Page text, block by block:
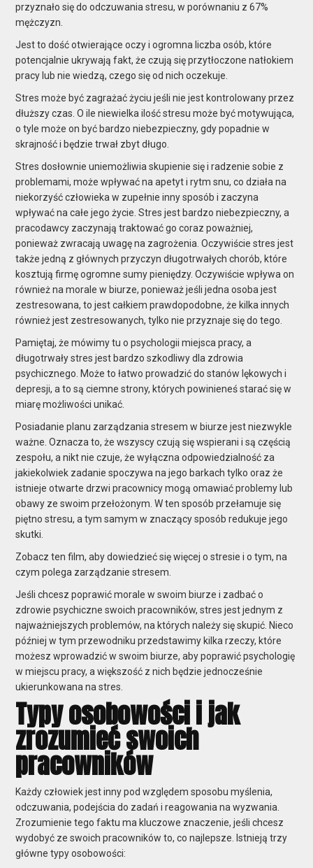
przyznało się do odczuwania stresu, w porównaniu z 67%
mężczyzn.
Jest to dośćotwierające oczyi ogromna liczba osób, które
potencjalnie ukrywają fakt, że czują się przytłoczone natłokiem
pracy lub nie wiedzą, czego się od nich oczekuje.
Stres może być zagrażać życiu jeśli nie jest kontrolowany przez
dłuższy czas. O ile niewielka ilość stresu może być motywująca,
o tyle może on być bardzo niebezpieczny, gdy popadnie w
skrajność i będzie trwał zbyt długo.
Stres dosłownie uniemożliwia skupienie się i radzenie sobie z
problemami, może wpływać na apetyt i rytm snu, co działa na
niekorzyść człowieka w zupełnie inny sposób i zaczyna
wpływać na całe jego życie. Stres jest bardzo niebezpieczny, a
pracodawcy zaczynają traktować go coraz poważniej,
ponieważ zwracają uwagę na zagrożenia. Oczywiście stres jest
także jedną z głównych przyczyn długotrwałych chorób, które
kosztują firmę ogromne sumy pieniędzy. Oczywiście wpływa on
również na morale w biurze, ponieważ jeśli jedna osoba jest
zestresowana, to jest całkiem prawdopodobne, że kilka innych
również jest zestresowanych, tylko nie przyznaje się do tego.
Pamiętaj, że mówimy tu o psychologii miejsca pracy, a
długotrwały stres jest bardzo szkodliwy dla zdrowia
psychicznego. Może to łatwo prowadzić do stanów lękowych i
depresji, a to są ciemne strony, których powinieneś starać się w
miarę możliwości unikać.
Posiadanie planu zarządzania stresem w biurze jest niezwykle
ważne. Oznacza to, że wszyscy czują się wspierani i są częścią
zespołu, a nikt nie czuje, że wyłączna odpowiedzialność za
jakiekolwiek zadanie spoczywa na jego barkachtylko oraz że
istniejeotwarte drzwi pracownicy mogą omawiać problemy lub
obawy ze swoim przełożonym. W ten sposób przełamuje się
piętno stresu, a tym samym w znaczący sposób redukuje jego
skutki.
Zobacz ten film, aby dowiedzieć się więcej o stresie i o tym, na
czym polega zarządzanie stresem.
Jeśli chcesz poprawić morale w swoim biurze i zadbać o
zdrowie psychiczne swoich pracowników, stres jest jednym z
najważniejszych problemów, na których należy się skupić. Nieco
później w tym przewodniku przedstawimy kilka rzeczy, które
możesz wprowadzić w swoim biurze, aby poprawić psychologię
w miejscu pracy, a większość z nich będzie jednocześnie
ukierunkowana na stres.
Typy osobowości i jak
zrozumieć swoich
pracowników
Każdy człowiek jest inny pod względem sposobu myślenia,
odczuwania, podejścia do zadań i reagowania na wyzwania.
Zrozumienie tego faktu ma kluczowe znaczenie, jeśli chcesz
wydobyć ze swoich pracowników to, co najlepsze. Istnieją trzy
główne typy osobowości: